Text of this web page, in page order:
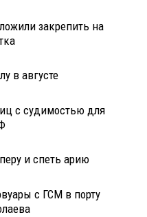
закрепить на
в августе
с судимостью для
и спеть арию
с ГСМ в порту